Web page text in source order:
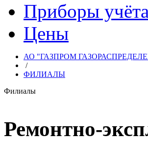
Приборы учёта
Цены
АО "ГАЗПРОМ
/
ФИЛИАЛЫ
Филиалы
Ремонтно-